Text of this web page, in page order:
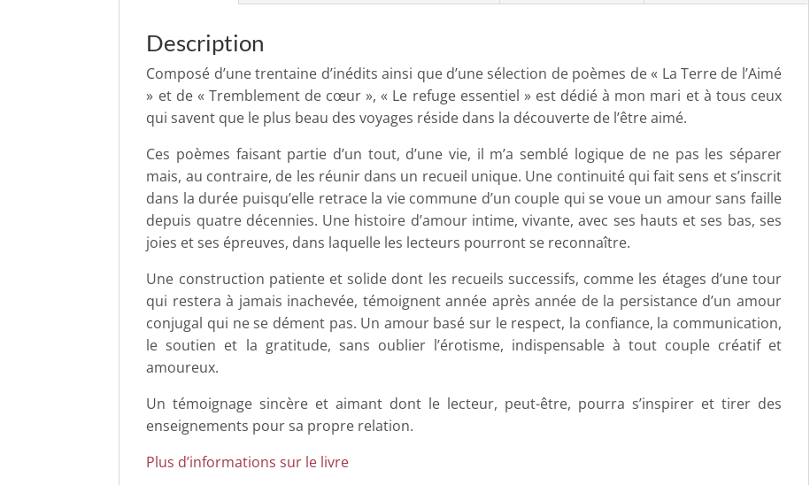
Description
Composé d’une trentaine d’inédits ainsi que d’une sélection de poèmes de « La Terre de l’Aimé
» et de « Tremblement de cœur », « Le refuge essentiel » est dédié à mon mari et à tous ceux
qui savent que le plus beau des voyages réside dans la découverte de l’être aimé.
Ces poèmes faisant partie d’un tout, d’une vie, il m’a semblé logique de ne pas les séparer
mais, au contraire, de les réunir dans un recueil unique. Une continuité qui fait sens et s’inscrit
dans la durée puisqu’elle retrace la vie commune d’un couple qui se voue un amour sans faille
depuis quatre décennies. Une histoire d’amour intime, vivante, avec ses hauts et ses bas, ses
joies et ses épreuves, dans laquelle les lecteurs pourront se reconnaître.
Une construction patiente et solide dont les recueils successifs, comme les étages d’une tour
qui restera à jamais inachevée, témoignent année après année de la persistance d’un amour
conjugal qui ne se dément pas. Un amour basé sur le respect, la confiance, la communication,
le soutien et la gratitude, sans oublier l’érotisme, indispensable à tout couple créatif et
amoureux.
Un témoignage sincère et aimant dont le lecteur, peut-être, pourra s’inspirer et tirer des
enseignements pour sa propre relation.
Plus d’informations sur le livre